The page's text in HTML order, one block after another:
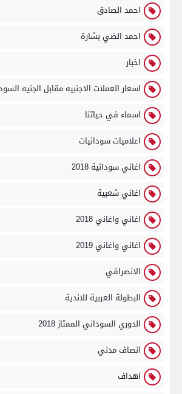
احمد الصادق
احمد الضي بشارة
اخبار
اسعار العملات الاجنبيه مقابل الجنيه
اسماء في حياتنا
اعلاميات سودانيات
اغاني سودانية 2018
اغاني شعبية
اغاني واغاني 2018
اغاني واغاني 2019
الانصرافي
البطولة العربية للاندية
الدوري السوداني الممتاز 2018
انصاف مدني
اهداف